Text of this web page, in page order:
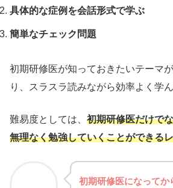
具体的な症例を会話形式で学ぶ
簡単なチェック問題
初期研修医が知っておきたいテーマ
り、スラスラ読みながら効率よく学
難易度としては、 初期研修医だけで
無理なく勉強していくことができる
初期研修医になってか